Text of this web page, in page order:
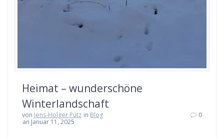
Heimat – wunderschöne
Winterlandschaft
von Jens-Holger Pütz in Blog
an Januar 11, 2025
0